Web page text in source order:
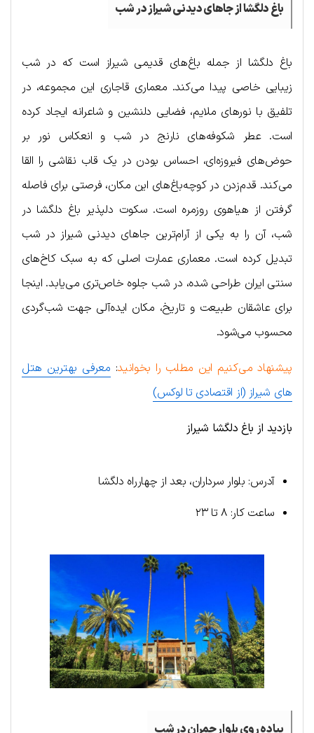
باغ دلگشا از جاهای دیدنی شیراز در شب
باغ دلگشا از جمله باغ‌های قدیمی شیراز است که در شب
زیبایی خاصی پیدا می‌کند. معماری قاجاری این مجموعه، در
تلفیق با نورهای ملایم، فضایی دلنشین و شاعرانه ایجاد کرده
است. عطر شکوفه‌های نارنج در شب و انعکاس نور بر
حوض‌های فیروزه‌ای، احساس بودن در یک قاب نقاشی را القا
می‌کند. قدم‌زدن در کوچه‌باغ‌های این مکان، فرصتی برای فاصله
گرفتن از هیاهوی روزمره است. سکوت دلپذیر باغ دلگشا در
شب، آن را به یکی از آرام‌ترین جاهای دیدنی شیراز در شب
تبدیل کرده است. معماری عمارت اصلی که به سبک کاخ‌های
سنتی ایران طراحی شده، در شب جلوه خاص‌تری می‌یابد. اینجا
برای عاشقان طبیعت و تاریخ، مکان ایده‌آلی جهت شب‌گردی
محسوب می‌شود.
پیشنهاد می‌کنیم این مطلب را بخوانید: معرفی بهترین هتل
های شیراز (از اقتصادی تا لوکس)
بازدید از باغ دلگشا شیراز
آدرس: بلوار سرداران، بعد از چهارراه دلگشا
ساعت کار: ۸ تا ۲۳